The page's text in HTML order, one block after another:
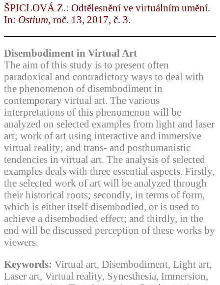
ŠPICLOVÁ Z.: Odtělesnění ve virtuálním umění.
In: Ostium, roč. 13, 2017, č. 3.
Disembodiment in Virtual Art
The aim of this study is to present often
paradoxical and contradictory ways to deal with
the phenomenon of disembodiment in
contemporary virtual art. The various
interpretations of this phenomenon will be
analyzed on selected examples from light and laser
art; work of art using interactive and immersive
virtual reality; and trans- and posthumanistic
tendencies in virtual art. The analysis of selected
examples deals with three essential aspects. Firstly,
the selected work of art will be analyzed through
their historical roots; secondly, in terms of form,
which is either itself disembodied, or is used to
achieve a disembodied effect; and thirdly, in the
end will be discussed perception of these works by
viewers.
Keywords: Virtual art, Disembodiment, Light art,
Laser art, Virtual reality, Synesthesia, Immersion,